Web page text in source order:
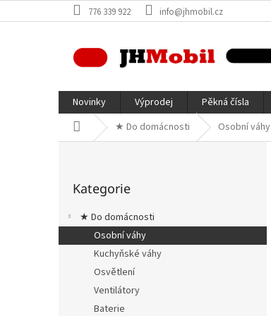
na
776 339 922 info@jhmobil.cz
Novinky Výprodej Pěkná čísla
Domů ★ Do domácnosti Osobní váhy
a
n
kategorie
Kategorie
★ Do domácnosti
Osobní váhy
Kuchyňské váhy
Osvětlení
Ventilátory
Baterie